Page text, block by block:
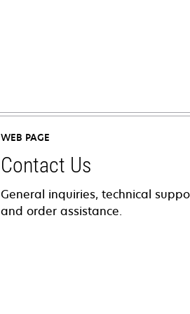
WEB PAGE
Contact Us
General inquiries, technical
and order assistance.